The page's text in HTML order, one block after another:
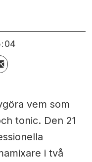
vem som
tonic. Den 21
i två